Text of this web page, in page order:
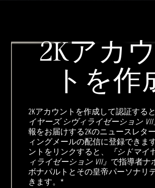
2Kアカ
トを作
2Kアカウントを作成して認証すると
イヤーズ シヴィライゼーション VII
報をお届けする2Kのニュースレタ
ィングメールの配信に登録できま
ントをリンクすると、
『シドマイ
ィライゼーション VII』 で指導者ナ
ボナパルトとその皇帝パーソナリ
きます。*